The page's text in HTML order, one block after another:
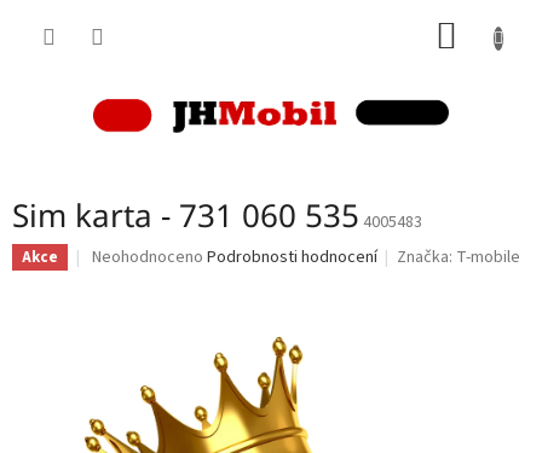
Sim karta - 731 060 535 4005483
Akce
Průměrné
hvězdiček.
Neohodnoceno Podrobnosti hodnocení Značka: T-mobile